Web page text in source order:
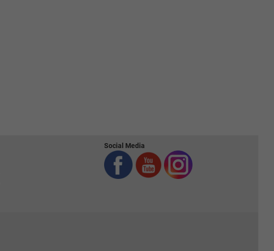
Social Media